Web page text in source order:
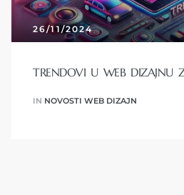
26/11/2024
TRENDOVI U WEB DIZAJNU
IN NOVOSTI WEB DIZAJN